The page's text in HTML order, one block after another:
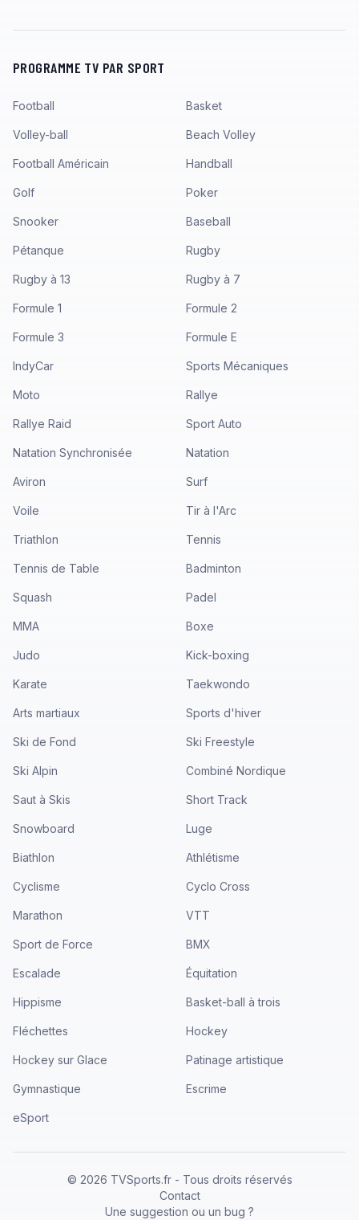
PROGRAMME TV PAR SPORT
Football Basket
Volley-ball Beach Volley
Football Américain Handball
Golf Poker
Snooker Baseball
Pétanque Rugby
Rugby à 13 Rugby à 7
Formule 1 Formule 2
Formule 3 Formule E
IndyCar Sports Mécaniques
Moto Rallye
Rallye Raid Sport Auto
Natation Synchronisée Natation
Aviron Surf
Voile Tir à l'Arc
Triathlon Tennis
Tennis de Table Badminton
Squash Padel
MMA Boxe
Judo Kick-boxing
Karate Taekwondo
Arts martiaux Sports d'hiver
Ski de Fond Ski Freestyle
Ski Alpin Combiné Nordique
Saut à Skis Short Track
Snowboard Luge
Biathlon Athlétisme
Cyclisme Cyclo Cross
Marathon VTT
Sport de Force BMX
Escalade Équitation
Hippisme Basket-ball à trois
Fléchettes Hockey
Hockey sur Glace Patinage artistique
Gymnastique Escrime
eSport
© 2026 TVSports.fr - Tous droits réservés
Contact
Une suggestion ou un bug ?